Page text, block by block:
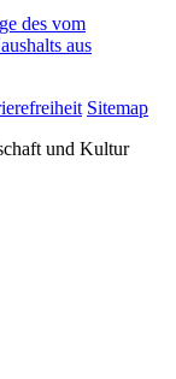
des vom
aus
Sitemap
und Kultur